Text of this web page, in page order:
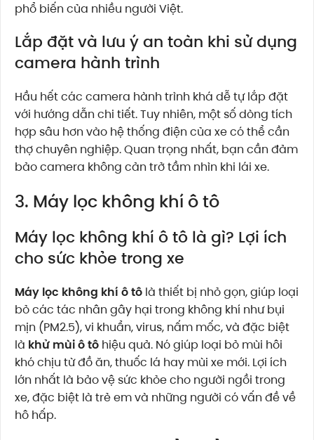
phổ biến của nhiều người Việt.
Lắp đặt và lưu ý an toàn khi sử dụng
camera hành trình
Hầu hết các camera hành trình khá dễ tự lắp đặt
với hướng dẫn chi tiết. Tuy nhiên, một số dòng tích
hợp sâu hơn vào hệ thống điện của xe có thể cần
thợ chuyên nghiệp. Quan trọng nhất, bạn cần đảm
bảo camera không cản trở tầm nhìn khi lái xe.
3. Máy lọc không khí ô tô
Máy lọc không khí ô tô là gì? Lợi ích
cho sức khỏe trong xe
Máy lọc không khí ô tô là thiết bị nhỏ gọn, giúp loại
bỏ các tác nhân gây hại trong không khí như bụi
mịn (PM2.5), vi khuẩn, virus, nấm mốc, và đặc biệt
là khử mùi ô tô hiệu quả. Nó giúp loại bỏ mùi hôi
khó chịu từ đồ ăn, thuốc lá hay mùi xe mới. Lợi ích
lớn nhất là bảo vệ sức khỏe cho người ngồi trong
xe, đặc biệt là trẻ em và những người có vấn đề về
hô hấp.